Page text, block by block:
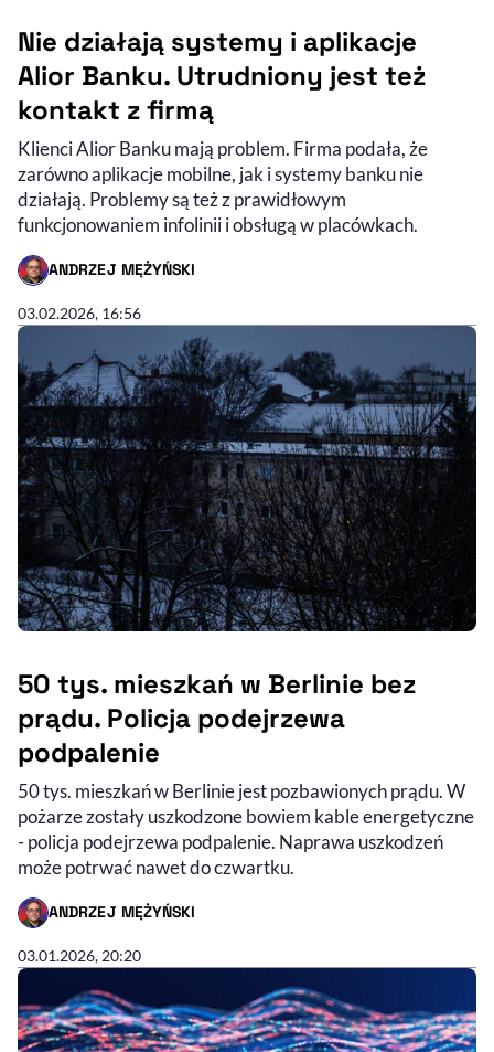
Nie działają systemy i aplikacje
Alior Banku. Utrudniony jest też
kontakt z firmą
Klienci Alior Banku mają problem. Firma podała, że
zarówno aplikacje mobilne, jak i systemy banku nie
działają. Problemy są też z prawidłowym
funkcjonowaniem infolinii i obsługą w placówkach.
ANDRZEJ MĘŻYŃSKI
- AUTOR ARTYKUŁU - PROFIL
03.02.2026, 16:56
50 tys. mieszkań w Berlinie bez
prądu. Policja podejrzewa
podpalenie
50 tys. mieszkań w Berlinie jest pozbawionych prądu. W
pożarze zostały uszkodzone bowiem kable energetyczne
- policja podejrzewa podpalenie. Naprawa uszkodzeń
może potrwać nawet do czwartku.
ANDRZEJ MĘŻYŃSKI
- AUTOR ARTYKUŁU - PROFIL
03.01.2026, 20:20